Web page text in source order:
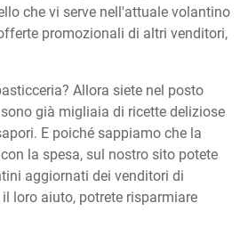
che vi serve nell'attuale volantino
promozionali di altri venditori,
Allora siete nel posto
già migliaia di ricette deliziose
E poiché sappiamo che la
la spesa, sul nostro sito potete
aggiornati dei venditori di
loro aiuto, potrete risparmiare